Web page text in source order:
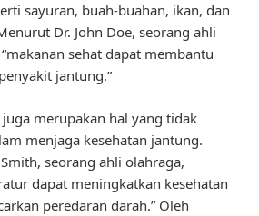
sayuran, buah-buahan, ikan, dan
Dr. John Doe, seorang ahli
sehat dapat membantu
jantung.”
merupakan hal yang tidak
menjaga kesehatan jantung.
seorang ahli olahraga,
dapat meningkatkan kesehatan
peredaran darah.” Oleh